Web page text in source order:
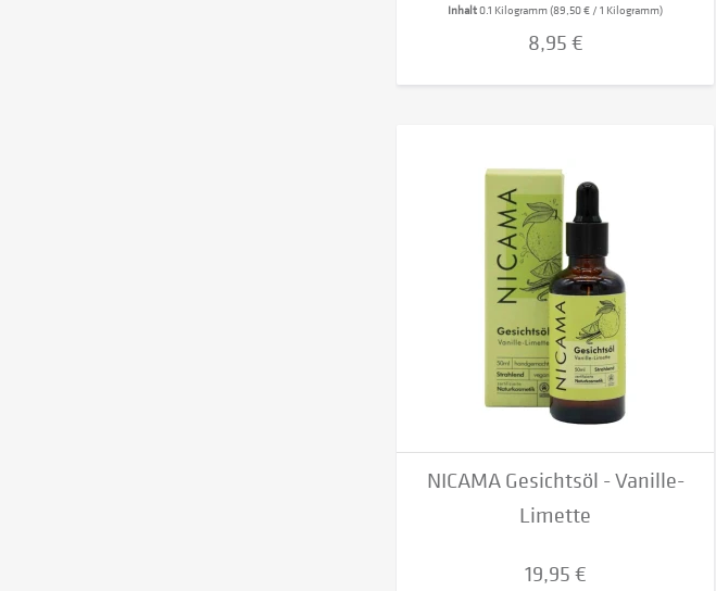
Inhalt0.1 Kilogramm(89,50 € / 1 Kilogramm)
8,95 €
NICAMA Gesichtsöl - Vanille-
Limette
19,95 €